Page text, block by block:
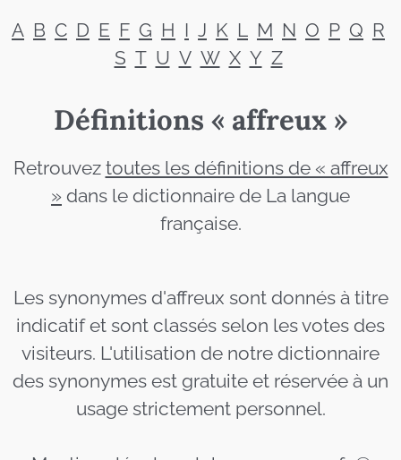
A B C D E F G H I J K L M N O P Q R
S T U V W X Y Z
Définitions « affreux »
Retrouvez toutes les définitions de « affreux
» dans le dictionnaire de La langue
française.
Les synonymes d'affreux sont donnés à titre
indicatif et sont classés selon les votes des
visiteurs. L'utilisation de notre dictionnaire
des synonymes est gratuite et réservée à un
usage strictement personnel.